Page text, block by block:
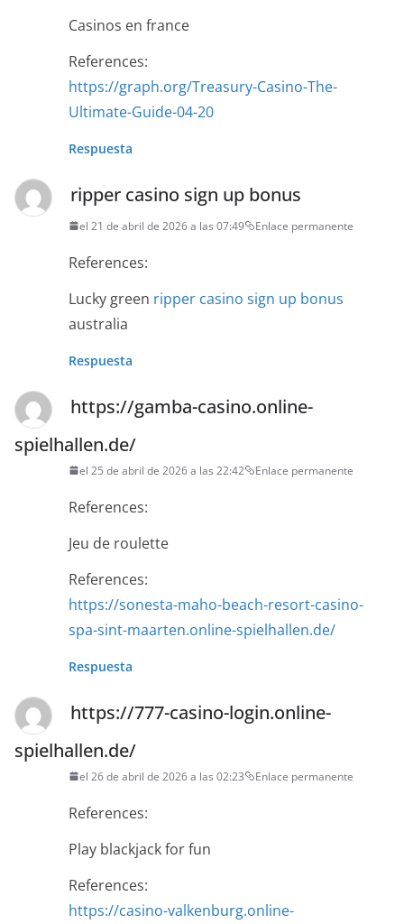
Casinos en france
References:
https://graph.org/Treasury-Casino-The-
Ultimate-Guide-04-20
Respuesta
ripper casino sign up bonus
el 21 de abril de 2026 a las 07:49 Enlace permanente
References:
Lucky green ripper casino sign up bonus
australia
Respuesta
https://gamba-casino.online-
spielhallen.de/
el 25 de abril de 2026 a las 22:42 Enlace permanente
References:
Jeu de roulette
References:
https://sonesta-maho-beach-resort-casino-
spa-sint-maarten.online-spielhallen.de/
Respuesta
https://777-casino-login.online-
spielhallen.de/
el 26 de abril de 2026 a las 02:23 Enlace permanente
References:
Play blackjack for fun
References:
https://casino-valkenburg.online-